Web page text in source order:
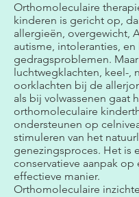
Orthomoleculaire
kinderen is gericht op,
allergieën, overgewicht,
autisme, intoleranties, en
gedragsproblemen.
luchtwegklachten, keel-,
oorklachten bij de
als bij volwassenen gaat
orthomoleculaire
ondersteunen op
stimuleren van het
genezingsproces. Het is
conservatieve aanpak op
effectieve manier.
Orthomoleculaire